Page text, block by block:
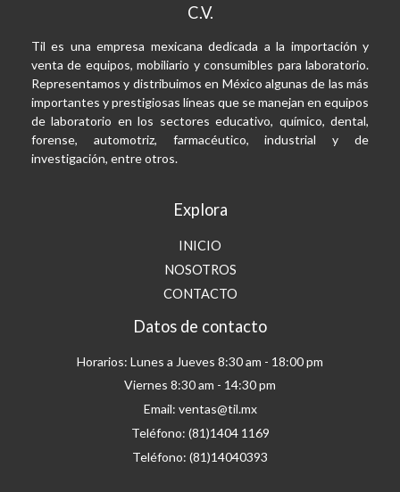
C.V.
Til es una empresa mexicana dedicada a la importación y
venta de equipos, mobiliario y consumibles para laboratorio.
Representamos y distribuimos en México algunas de las más
importantes y prestigiosas líneas que se manejan en equipos
de laboratorio en los sectores educativo, químico, dental,
forense, automotriz, farmacéutico, industrial y de
investigación, entre otros.
Explora
INICIO
NOSOTROS
CONTACTO
Datos de contacto
Horarios: Lunes a Jueves 8:30 am - 18:00 pm
Viernes 8:30 am - 14:30 pm
Email: ventas@til.mx
Teléfono: (81)1404 1169
Teléfono: (81)14040393